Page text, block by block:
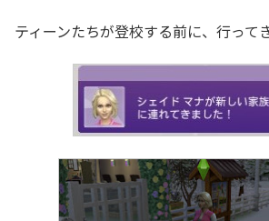
ティーンたちが登校する前に、行って